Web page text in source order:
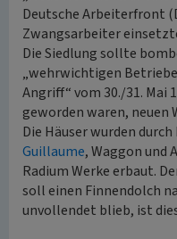
Deutsche Arbeiterfront
Zwangsarbeiter
Die Siedlung sollte
„wehrwichtigen
Angriff“ vom 30./31. Mai
geworden waren, neuen
Die Häuser wurden
Guillaume, Waggon und
Radium Werke erbaut.
soll einen Finnendolch
unvollendet blieb, ist